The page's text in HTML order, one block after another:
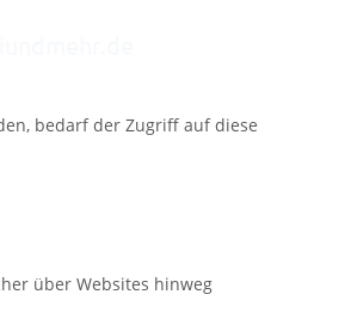
bedarf der Zugriff auf diese
über Websites hinweg